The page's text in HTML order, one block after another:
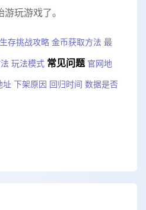
玩游戏了。
存挑战攻略 金币获取方法 最
玩法模式 常见问题 官网地
址 下架原因 回归时间 数据是否